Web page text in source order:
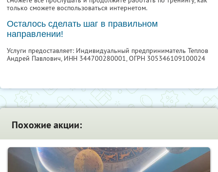
только сможете воспользоваться интернетом.
Осталось сделать шаг в правильном
направлении!
Услуги предоставляет: Индивидуальный предприниматель Теплов
Андрей Павлович, ИНН 344700280001, ОГРН 305346109100024
Похожие акции: